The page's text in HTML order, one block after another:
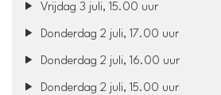
Vrijdag 3 juli, 15.00 uur
Donderdag 2 juli, 17.00 uur
Donderdag 2 juli, 16.00 uur
Donderdag 2 juli, 15.00 uur